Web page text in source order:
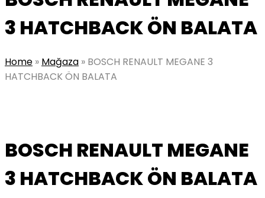
3 HATCHBACK ÖN BALATA
Home » Mağaza » BOSCH RENAULT MEGANE 3
HATCHBACK ÖN BALATA
BOSCH RENAULT MEGANE
3 HATCHBACK ÖN BALATA